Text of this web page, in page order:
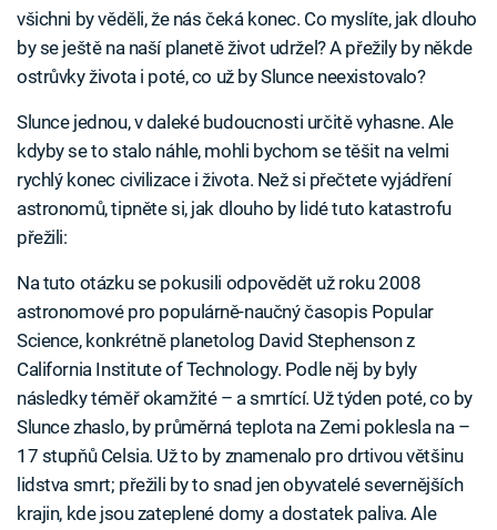
všichni by věděli, že nás čeká konec. Co myslíte, jak dlouho
by se ještě na naší planetě život udržel? A přežily by někde
ostrůvky života i poté, co už by Slunce neexistovalo?
Slunce jednou, v daleké budoucnosti určitě vyhasne. Ale
kdyby se to stalo náhle, mohli bychom se těšit na velmi
rychlý konec civilizace i života. Než si přečtete vyjádření
astronomů, tipněte si, jak dlouho by lidé tuto katastrofu
přežili:
Na tuto otázku se pokusili odpovědět už roku 2008
astronomové pro populárně-naučný časopis Popular
Science, konkrétně planetolog David Stephenson z
California Institute of Technology. Podle něj by byly
následky téměř okamžité – a smrtící. Už týden poté, co by
Slunce zhaslo, by průměrná teplota na Zemi poklesla na –
17 stupňů Celsia. Už to by znamenalo pro drtivou většinu
lidstva smrt; přežili by to snad jen obyvatelé severnějších
krajin, kde jsou zateplené domy a dostatek paliva. Ale